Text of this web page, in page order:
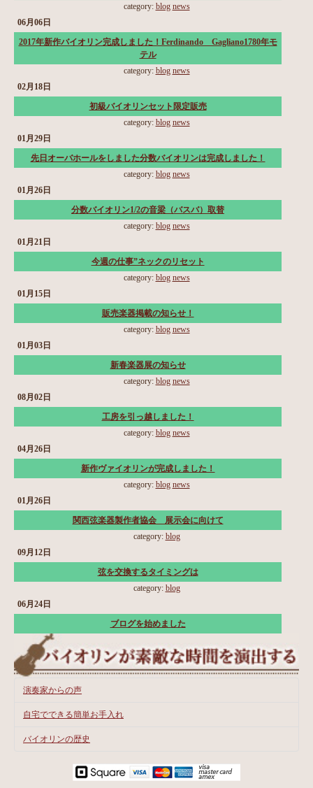
category: blog news
06月06日
2017年新作バイオリン完成しました！Ferdinando Gagliano1780年モ
テル
category: blog news
02月18日
初級バイオリンセット限定販売
category: blog news
01月29日
先日オーバホールをしました分数バイオリンは完成しました！
category: blog news
01月26日
分数バイオリン1/2の音梁（バスバ）取替
category: blog news
01月21日
今週の仕事”ネックのリセット
category: blog news
01月15日
販売楽器掲載の知らせ！
category: blog news
01月03日
新春楽器展の知らせ
category: blog news
08月02日
工房を引っ越しました！
category: blog news
04月26日
新作ヴァイオリンが完成しました！
category: blog news
01月26日
関西弦楽器製作者協会 展示会に向けて
category: blog
09月12日
弦を交換するタイミングは
category: blog
06月24日
ブログを始めました
演奏家からの声
自宅でできる簡単お手入れ
バイオリンの歴史